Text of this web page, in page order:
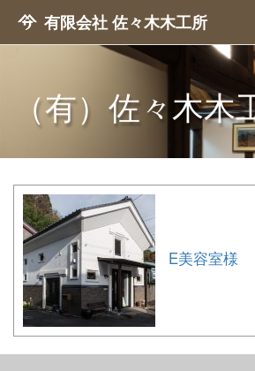
有限会社 佐々木木工所
（有）佐々木木
E美容室様